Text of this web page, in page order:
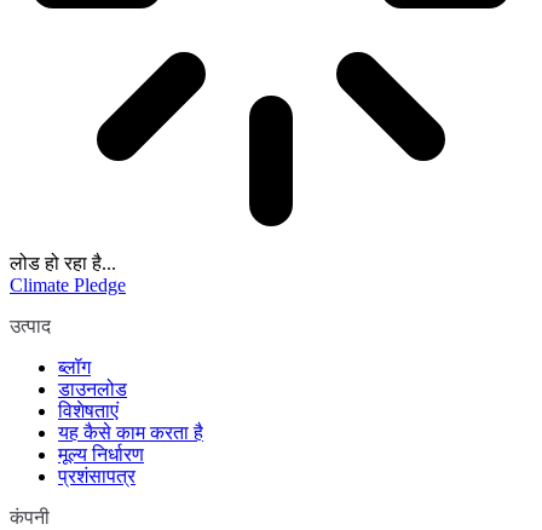
लोड हो रहा है...
Climate Pledge
उत्पाद
ब्लॉग
डाउनलोड
विशेषताएं
यह कैसे काम करता है
मूल्य निर्धारण
प्रशंसापत्र
कंपनी